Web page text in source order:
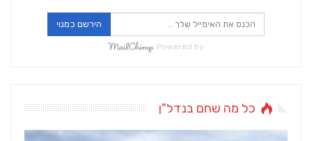
הירשם כמנוי
Powered by
כל מה שחם בנדל"ן